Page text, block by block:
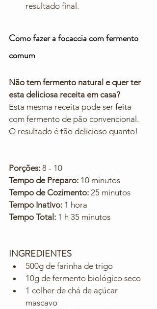
resultado final.
Como fazer a focaccia com fermento
comum
Não tem fermento natural e quer ter
esta deliciosa receita em casa?
Esta mesma receita pode ser feita
com fermento de pão convencional.
O resultado é tão delicioso quanto!
Porções: 8 - 10
Tempo de Preparo: 10 minutos
Tempo de Cozimento: 25 minutos
Tempo Inativo: 1 hora
Tempo Total: 1 h 35 minutos
INGREDIENTES
500g de farinha de trigo
10g de fermento biológico seco
1 colher de chá de açúcar
mascavo